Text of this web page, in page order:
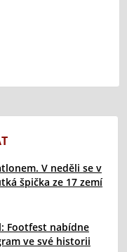
V neděli se v
špička ze 17 zemí
Footfest nabídne
ve své historii